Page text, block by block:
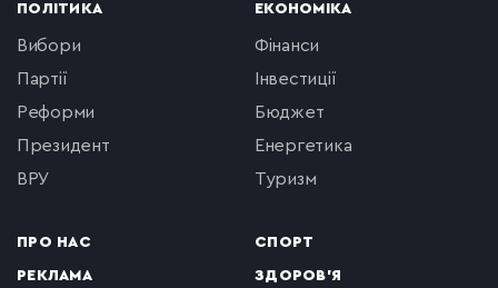
ПОЛІТИКА
вибори
партії
реформи
президент
ВРУ
ПРО НАС
РЕКЛАМА
ЕКОНОМІКА
фінанси
інвестиції
бюджет
енергетика
туризм
СПОРТ
ЗДОРОВ'Я